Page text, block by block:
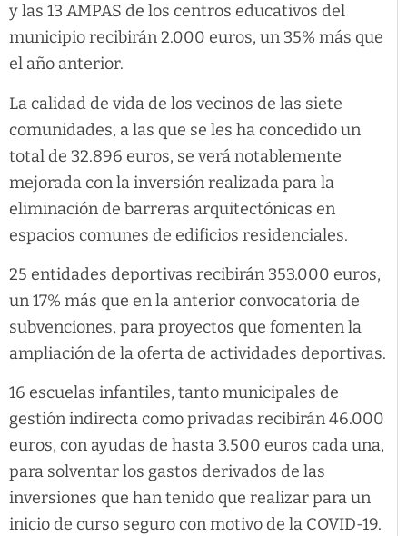
y las 13 AMPAS de los centros educativos del
municipio recibirán 2.000 euros, un 35% más que
el año anterior.
La calidad de vida de los vecinos de las siete
comunidades, a las que se les ha concedido un
total de 32.896 euros, se verá notablemente
mejorada con la inversión realizada para la
eliminación de barreras arquitectónicas en
espacios comunes de edificios residenciales.
25 entidades deportivas recibirán 353.000 euros,
un 17% más que en la anterior convocatoria de
subvenciones, para proyectos que fomenten la
ampliación de la oferta de actividades deportivas.
16 escuelas infantiles, tanto municipales de
gestión indirecta como privadas recibirán 46.000
euros, con ayudas de hasta 3.500 euros cada una,
para solventar los gastos derivados de las
inversiones que han tenido que realizar para un
inicio de curso seguro con motivo de la COVID-19.